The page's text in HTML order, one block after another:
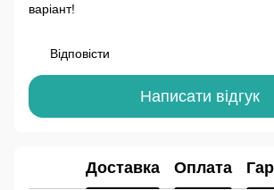
варіант!
Відповісти
Написати відгук
Доставка Оплата